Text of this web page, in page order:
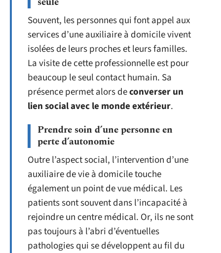
Souvent, les personnes qui font appel aux
services d’une auxiliaire à domicile vivent
isolées de leurs proches et leurs familles.
La visite de cette professionnelle est pour
beaucoup le seul contact humain. Sa
présence permet alors deconverser un
lien social avec le monde extérieur.
Prendre soin d’une personne en
perte d’autonomie
Outre l’aspect social, l’intervention d’une
auxiliaire de vie à domicile touche
également un point de vue médical. Les
patients sont souvent dans l’incapacité à
rejoindre un centre médical. Or, ils ne sont
pas toujours à l’abri d’éventuelles
pathologies qui se développent au fil du